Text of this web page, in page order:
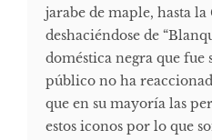
jarabe de maple, hasta
deshaciéndose de
doméstica negra que fue
público no ha
que en su mayoría las
estos iconos por lo que